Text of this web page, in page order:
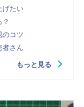
げたい
のコツ
者さん
もっと見る